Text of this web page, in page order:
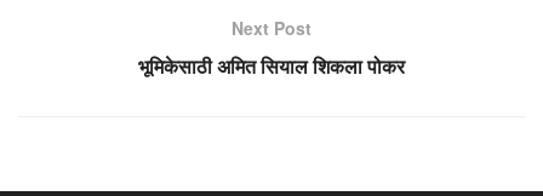
Next Post
भूमिकेसाठी अमित सियाल शिकला पोकर